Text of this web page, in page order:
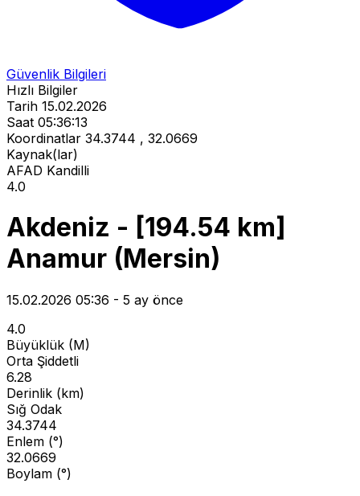
Güvenlik Bilgileri
Hızlı Bilgiler
Tarih 15.02.2026
Saat 05:36:13
Koordinatlar 34.3744 , 32.0669
Kaynak(lar)
AFAD Kandilli
4.0
Akdeniz - [194.54 km]
Anamur (Mersin)
15.02.2026 05:36 - 5 ay önce
4.0
Büyüklük (M)
Orta Şiddetli
6.28
Derinlik (km)
Sığ Odak
34.3744
Enlem (°)
32.0669
Boylam (°)